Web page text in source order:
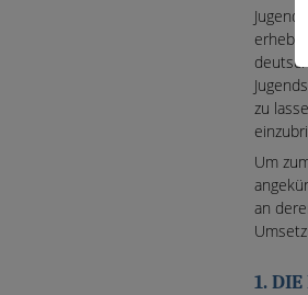
erhebt
zu
Um
an
1.